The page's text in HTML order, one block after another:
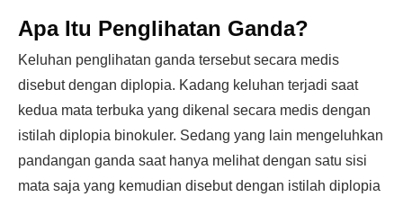
Apa Itu Penglihatan Ganda?
Keluhan penglihatan ganda tersebut secara medis
disebut dengan diplopia. Kadang keluhan terjadi saat
kedua mata terbuka yang dikenal secara medis dengan
istilah diplopia binokuler. Sedang yang lain mengeluhkan
pandangan ganda saat hanya melihat dengan satu sisi
mata saja yang kemudian disebut dengan istilah diplopia